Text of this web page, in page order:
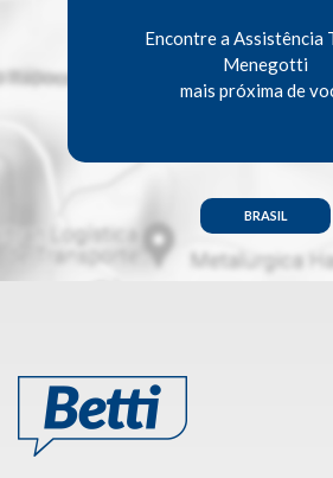
Encontre a Assistência
Menegotti
mais próxima de
BRASIL